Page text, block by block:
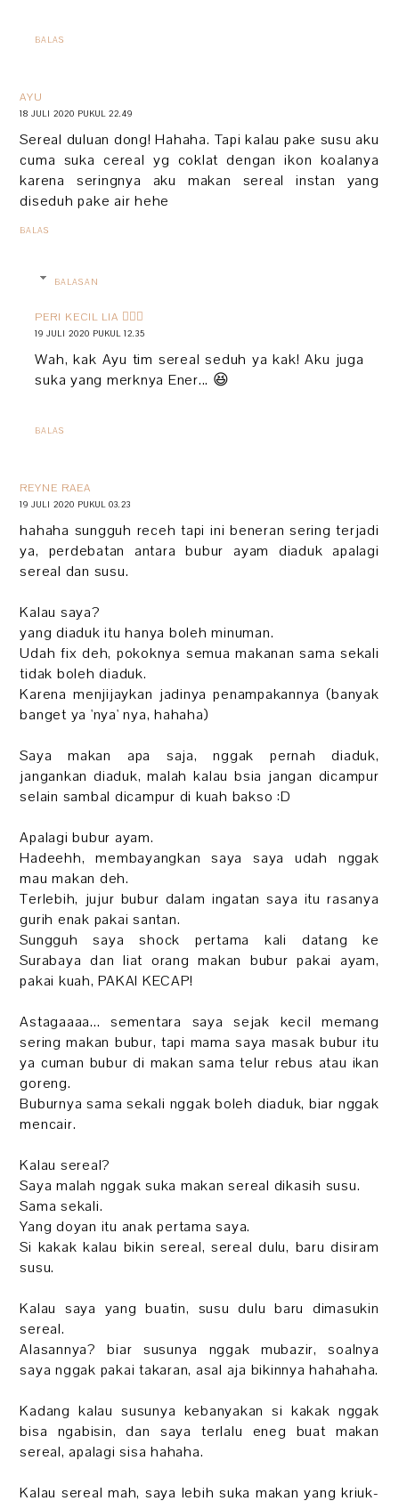
BALAS
AYU
18 JULI 2020 PUKUL 22.49
Sereal duluan dong! Hahaha. Tapi kalau pake susu aku
cuma suka cereal yg coklat dengan ikon koalanya
karena seringnya aku makan sereal instan yang
diseduh pake air hehe
BALAS
BALASAN
PERI KECIL LIA 🧚🏻‍♀️
19 JULI 2020 PUKUL 12.35
Wah, kak Ayu tim sereal seduh ya kak! Aku juga
suka yang merknya Ener... 😆
BALAS
REYNE RAEA
19 JULI 2020 PUKUL 03.23
hahaha sungguh receh tapi ini beneran sering terjadi
ya, perdebatan antara bubur ayam diaduk apalagi
sereal dan susu.
Kalau saya?
yang diaduk itu hanya boleh minuman.
Udah fix deh, pokoknya semua makanan sama sekali
tidak boleh diaduk.
Karena menjijaykan jadinya penampakannya (banyak
banget ya 'nya' nya, hahaha)
Saya makan apa saja, nggak pernah diaduk,
jangankan diaduk, malah kalau bsia jangan dicampur
selain sambal dicampur di kuah bakso :D
Apalagi bubur ayam.
Hadeehh, membayangkan saya saya udah nggak
mau makan deh.
Terlebih, jujur bubur dalam ingatan saya itu rasanya
gurih enak pakai santan.
Sungguh saya shock pertama kali datang ke
Surabaya dan liat orang makan bubur pakai ayam,
pakai kuah, PAKAI KECAP!
Astagaaaa... sementara saya sejak kecil memang
sering makan bubur, tapi mama saya masak bubur itu
ya cuman bubur di makan sama telur rebus atau ikan
goreng.
Buburnya sama sekali nggak boleh diaduk, biar nggak
mencair.
Kalau sereal?
Saya malah nggak suka makan sereal dikasih susu.
Sama sekali.
Yang doyan itu anak pertama saya.
Si kakak kalau bikin sereal, sereal dulu, baru disiram
susu.
Kalau saya yang buatin, susu dulu baru dimasukin
sereal.
Alasannya? biar susunya nggak mubazir, soalnya
saya nggak pakai takaran, asal aja bikinnya hahahaha.
Kadang kalau susunya kebanyakan si kakak nggak
bisa ngabisin, dan saya terlalu eneg buat makan
sereal, apalagi sisa hahaha.
Kalau sereal mah, saya lebih suka makan yang kriuk-